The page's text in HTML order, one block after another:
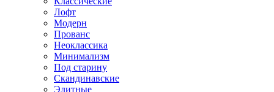
Лофт
Модерн
Прованс
Неоклассика
Минимализм
Под старину
Скандинавские
Элитные